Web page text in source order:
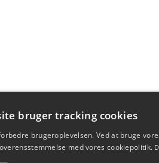
bruger tracking cookies
brugeroplevelsen. Ved at bruge
med vores cookiepolitik.